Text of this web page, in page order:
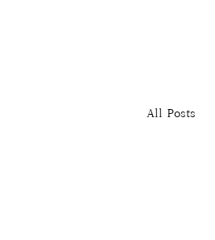
All Posts